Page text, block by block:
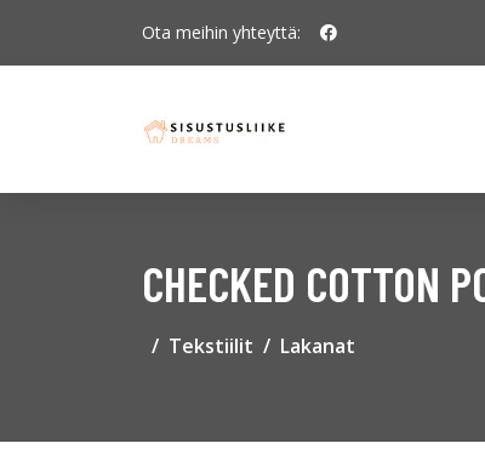
Ota meihin yhteyttä:
CHECKED COTTON
Tekstiilit Lakanat